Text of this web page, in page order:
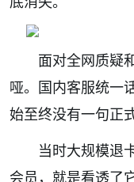
面对全网质疑
哑。国内客服统一
始至终没有一句正
当时大规模退
会员，就是看透了